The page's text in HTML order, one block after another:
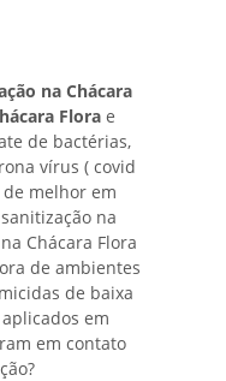
na Chácara
Florae
de bactérias,
vírus ( covid
melhor em
na
Chácara Flora
de ambientes
de baixa
em
em contato